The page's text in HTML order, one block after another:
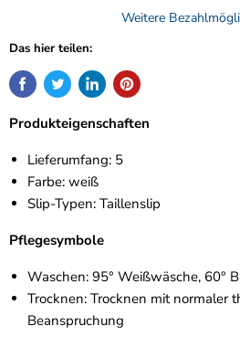
Weitere
Das hier teilen:
Produkteigenschaften
Lieferumfang: 5
Farbe: weiß
Slip-Typen: Taillenslip
Pflegesymbole
Waschen: 95° Weißwäsche, 60°
Trocknen: Trocknen mit normaler
Beanspruchung